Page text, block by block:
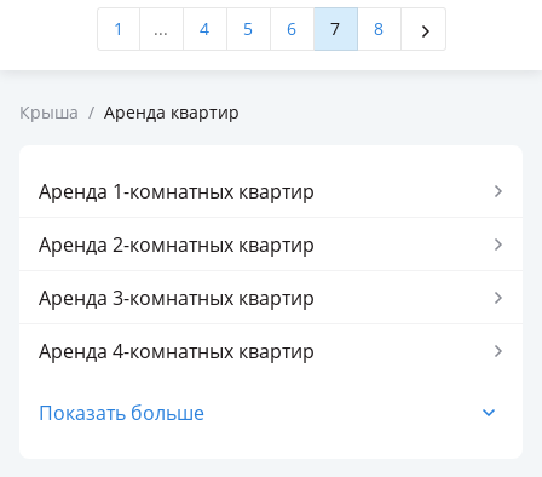
1 ... 4 5 6 7 8
Крыша / Аренда квартир
Аренда 1-комнатных квартир
Аренда 2-комнатных квартир
Аренда 3-комнатных квартир
Аренда 4-комнатных квартир
Аренда 5-комнатных квартир
Показать больше